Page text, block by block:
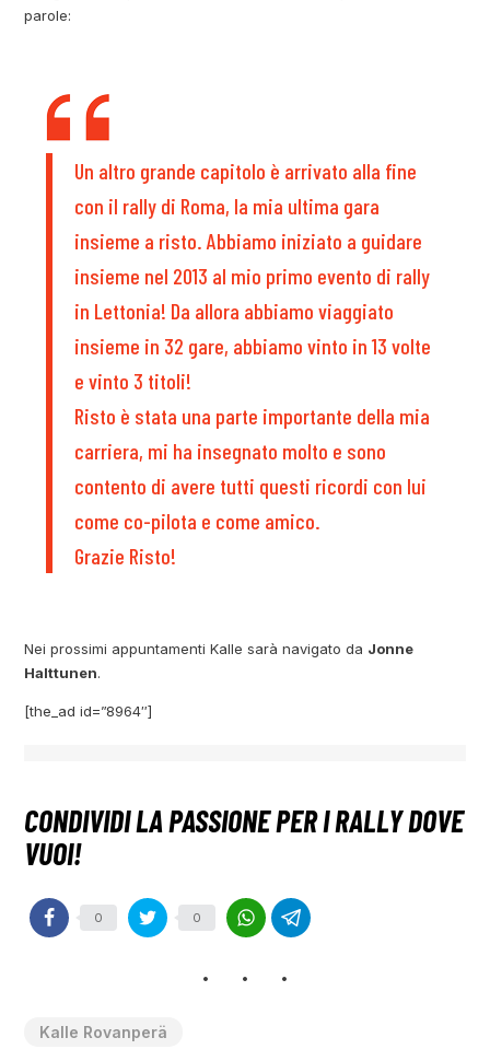
parole:
Un altro grande capitolo è arrivato alla fine
con il rally di Roma, la mia ultima gara
insieme a risto. Abbiamo iniziato a guidare
insieme nel 2013 al mio primo evento di rally
in Lettonia! Da allora abbiamo viaggiato
insieme in 32 gare, abbiamo vinto in 13 volte
e vinto 3 titoli!
Risto è stata una parte importante della mia
carriera, mi ha insegnato molto e sono
contento di avere tutti questi ricordi con lui
come co-pilota e come amico.
Grazie Risto!
Nei prossimi appuntamenti Kalle sarà navigato da Jonne
Halttunen.
[the_ad id=”8964″]
0 0
Kalle Rovanperä